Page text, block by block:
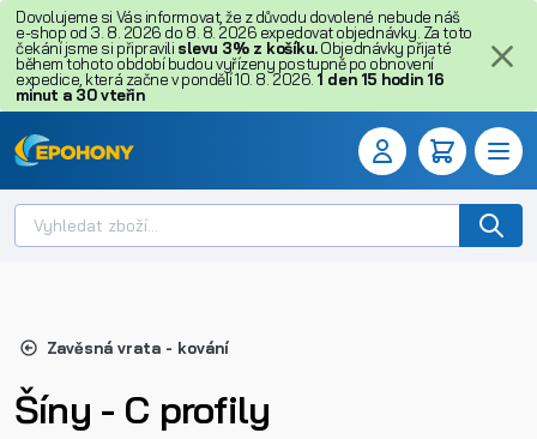
Dovolujeme si Vás informovat, že z důvodu dovolené nebude náš
e-shop od 3. 8. 2026 do 8. 8. 2026 expedovat objednávky. Za toto
čekání jsme si připravili slevu 3% z košíku.Objednávky přijaté
během tohoto období budou vyřízeny postupně po obnovení
expedice, která začne v pondělí 10. 8. 2026. 1 den 15 hodin 16
minut a 30 vteřin
Zavěsná vrata - kování
Šíny - C profily